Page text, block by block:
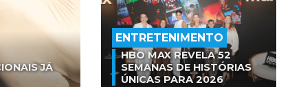
JÁ
ENTRETENIMENTO
HBO MAX REVELA 52
SEMANAS DE HISTÓRIAS
ÚNICAS PARA 2026